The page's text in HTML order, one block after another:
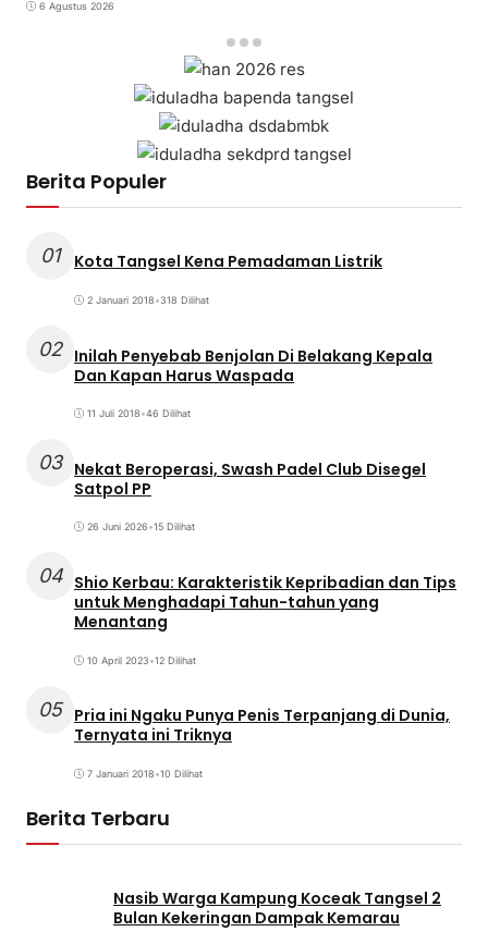
6 Agustus 2026
Berita Populer
01 Kota Tangsel Kena Pemadaman Listrik
2 Januari 2018•318 Dilihat
02 Inilah Penyebab Benjolan Di Belakang Kepala
Dan Kapan Harus Waspada
11 Juli 2018•46 Dilihat
03 Nekat Beroperasi, Swash Padel Club Disegel
Satpol PP
26 Juni 2026•15 Dilihat
04 Shio Kerbau: Karakteristik Kepribadian dan Tips
untuk Menghadapi Tahun-tahun yang
Menantang
10 April 2023•12 Dilihat
05 Pria ini Ngaku Punya Penis Terpanjang di Dunia,
Ternyata ini Triknya
7 Januari 2018•10 Dilihat
Berita Terbaru
Nasib Warga Kampung Koceak Tangsel 2
Bulan Kekeringan Dampak Kemarau